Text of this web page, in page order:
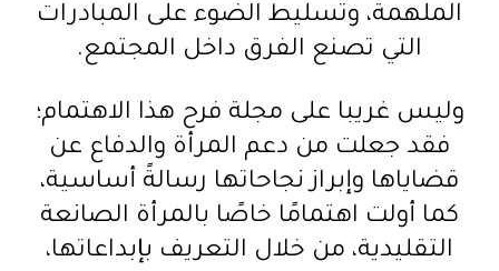
الملهمة، وتسليط الضوء على المبادرات
التي تصنع الفرق داخل المجتمع.
وليس غريبا على مجلة فرح هذا الاهتمام؛
فقد جعلت من دعم المرأة والدفاع عن
قضاياها وإبراز نجاحاتها رسالةً أساسية،
كما أولت اهتمامًا خاصًا بالمرأة الصانعة
التقليدية، من خلال التعريف بإبداعاتها،